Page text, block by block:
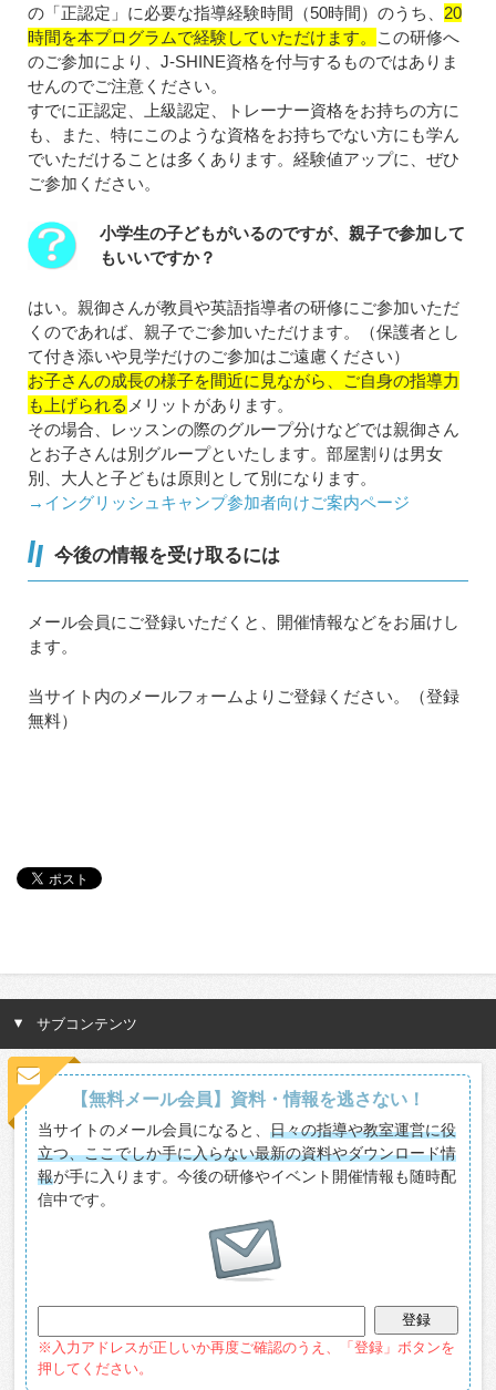
の「正認定」に必要な指導経験時間（50時間）のうち、 20
時間を本プログラムで経験していただけます。
この研修へ
のご参加により、J-SHINE資格を付与するものではありま
せんのでご注意ください。
すでに正認定、上級認定、トレーナー資格をお持ちの方に
も、また、特にこのような資格をお持ちでない方にも学ん
でいただけることは多くあります。経験値アップに、ぜひ
ご参加ください。
小学生の子どもがいるのですが、親子で参加して
もいいですか？
はい。親御さんが教員や英語指導者の研修にご参加いただ
くのであれば、親子でご参加いただけます。（保護者とし
て付き添いや見学だけのご参加はご遠慮ください）
お子さんの成長の様子を間近に見ながら、ご自身の指導力
も上げられる メリットがあります。
その場合、レッスンの際のグループ分けなどでは親御さん
とお子さんは別グループといたします。部屋割りは男女
別、大人と子どもは原則として別になります。
→イングリッシュキャンプ参加者向けご案内ページ
今後の情報を受け取るには
メール会員にご登録いただくと、開催情報などをお届けし
ます。
当サイト内のメールフォームよりご登録ください。（登録
無料）
サブコンテンツ
【無料メール会員】資料・情報を逃さない！
当サイトのメール会員になると、日々の指導や教室運営に役
立つ、ここでしか手に入らない最新の資料やダウンロード情
報が手に入ります。今後の研修やイベント開催情報も随時配
信中です。
※入力アドレスが正しいか再度ご確認のうえ、「登録」ボタンを
押してください。